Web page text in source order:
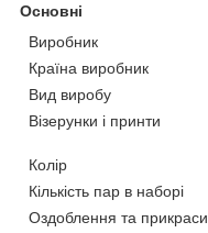
Основні
Виробник
Країна виробник
Вид виробу
Візерунки і принти
Колір
Кількість пар в наборі
Оздоблення та прикраси